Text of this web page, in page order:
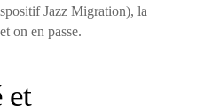
Jazz Migration), la
on en passe.
et